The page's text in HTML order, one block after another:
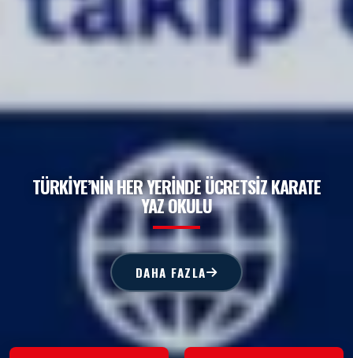
TÜRKİYE’NİN HER YERİNDE ÜCRETSİZ KARATE
YAZ OKULU
DAHA FAZLA